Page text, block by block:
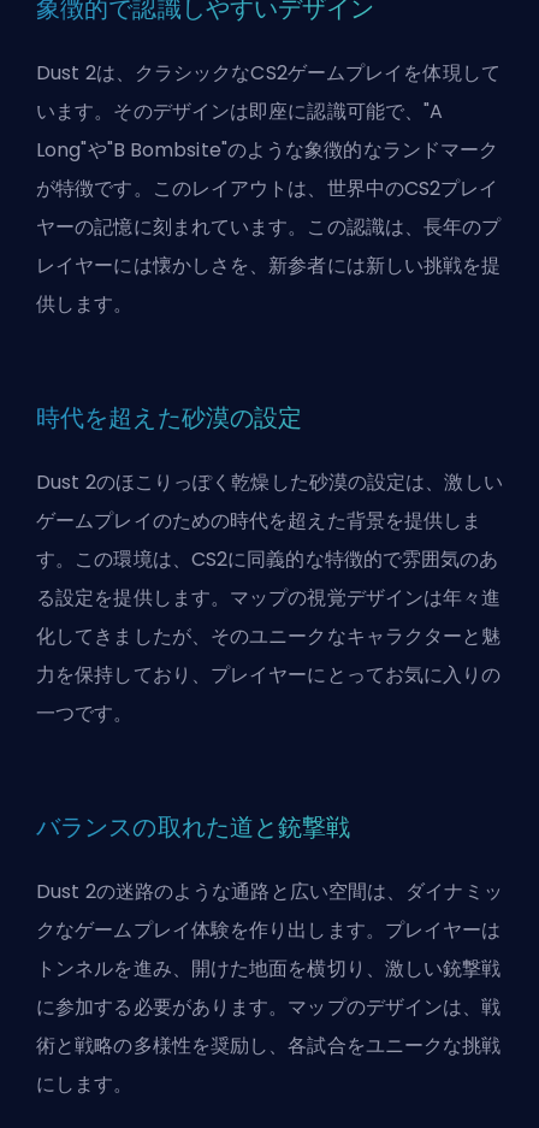
象徴的で認識しやすいデザイン
Dust 2は、クラシックなCS2ゲームプレイを体現して
います。そのデザインは即座に認識可能で、"A
Long"や"B Bombsite"のような象徴的なランドマーク
が特徴です。このレイアウトは、世界中のCS2プレイ
ヤーの記憶に刻まれています。この認識は、長年のプ
レイヤーには懐かしさを、新参者には新しい挑戦を提
供します。
時代を超えた砂漠の設定
Dust 2のほこりっぽく乾燥した砂漠の設定は、激しい
ゲームプレイのための時代を超えた背景を提供しま
す。この環境は、CS2に同義的な特徴的で雰囲気のあ
る設定を提供します。マップの視覚デザインは年々進
化してきましたが、そのユニークなキャラクターと魅
力を保持しており、プレイヤーにとってお気に入りの
一つです。
バランスの取れた道と銃撃戦
Dust 2の迷路のような通路と広い空間は、ダイナミッ
クなゲームプレイ体験を作り出します。プレイヤーは
トンネルを進み、開けた地面を横切り、激しい銃撃戦
に参加する必要があります。マップのデザインは、戦
術と戦略の多様性を奨励し、各試合をユニークな挑戦
にします。